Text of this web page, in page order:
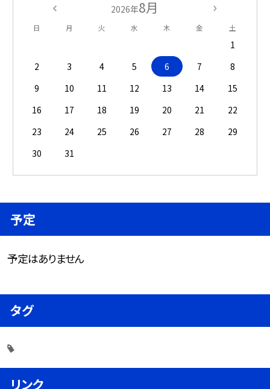
2026年8月
日 月 火 水 木 金 土
1
2
3 4 5 6 7
8
9
10 11 12 13 14
15
16
17 18 19 20 21
22
23
24 25 26 27 28
29
30
31
予定
予定はありません
タグ
リンク